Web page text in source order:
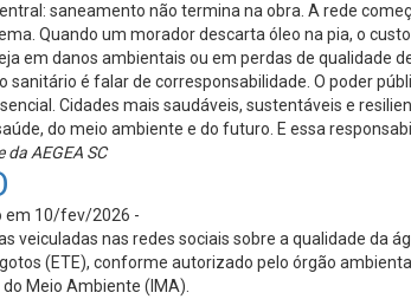
saneamento não termina na obra. A rede
Quando um morador descarta óleo na pia, o
em danos ambientais ou em perdas de qualidade
sanitário é falar de corresponsabilidade. O poder
Cidades mais saudáveis, sustentáveis e
do meio ambiente e do futuro. E essa
AEGEA SC
em 10/fev/2026 -
veiculadas nas redes sociais sobre a qualidade da
(ETE), conforme autorizado pelo órgão
Meio Ambiente (IMA).